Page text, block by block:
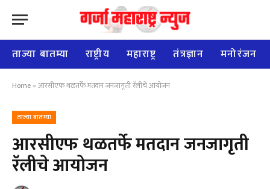
ताज्या बातम्या राष्ट्रीय महाराष्ट्र तंत्रज्ञान मनोरंजन
Home » आरसीएफ थळतर्फे मतदान जनजागृती रॅलीचे आयोजन
ताज्या बातम्या
आरसीएफ थळतर्फे मतदान जनजागृती
रॅलीचे आयोजन